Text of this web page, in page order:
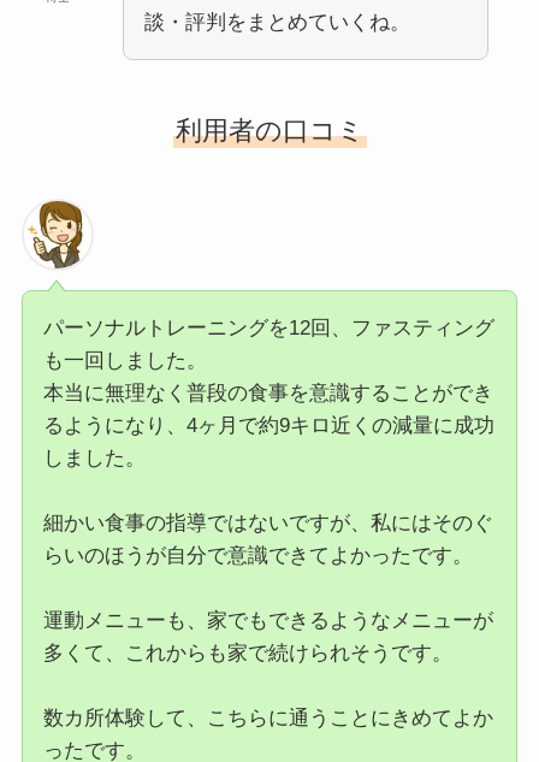
談・評判をまとめていくね。
利用者の口コミ
パーソナルトレーニングを12回、ファスティング
も一回しました。
本当に無理なく普段の食事を意識することができ
るようになり、4ヶ月で約9キロ近くの減量に成功
しました。
細かい食事の指導ではないですが、私にはそのぐ
らいのほうが自分で意識できてよかったです。
運動メニューも、家でもできるようなメニューが
多くて、これからも家で続けられそうです。
数カ所体験して、こちらに通うことにきめてよか
ったです。